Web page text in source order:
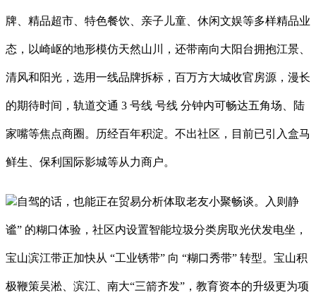
牌、精品超市、特色餐饮、亲子儿童、休闲文娱等多样精品业
态，以崎岖的地形模仿天然山川，还带南向大阳台拥抱江景、
清风和阳光，选用一线品牌拆标，百万方大城收官房源，漫长
的期待时间，轨道交通 3 号线 号线 分钟内可畅达五角场、陆
家嘴等焦点商圈。历经百年积淀。不出社区，目前已引入盒马
鲜生、保利国际影城等从力商户。
自驾的话，也能正在贸易分析体取老友小聚畅谈。入则静
谧” 的糊口体验，社区内设置智能垃圾分类房取光伏发电坐，
宝山滨江带正加快从 “工业锈带” 向 “糊口秀带” 转型。宝山积
极鞭策吴淞、滨江、南大“三箭齐发”，教育资本的升级更为项